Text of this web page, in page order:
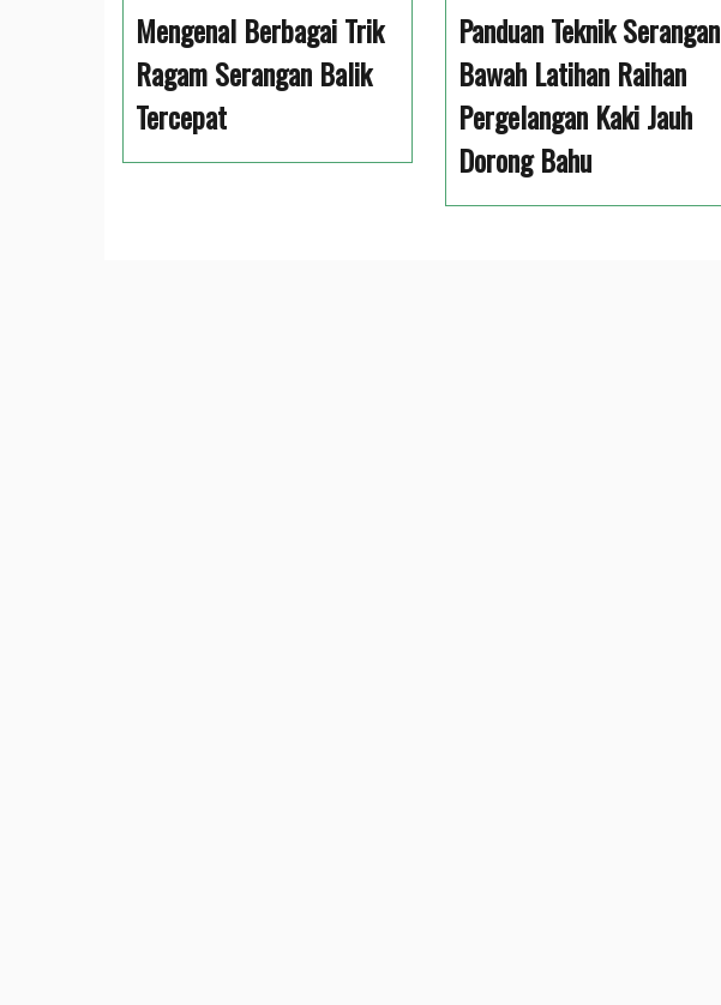
Mengenal Berbagai Trik
Ragam Serangan Balik
Tercepat
Panduan Teknik Serangan
Bawah Latihan Raihan
Pergelangan Kaki Jauh
Dorong Bahu